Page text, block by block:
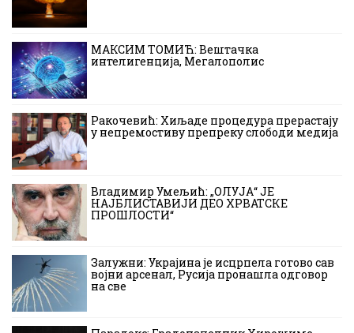
МАКСИМ ТОМИЋ: Вештачка
интелигенција, Мегалополис
Ракочевић: Хиљаде процедура прерастају
у непремостиву препреку слободи медија
Владимир Умељић: „ОЛУЈА“ ЈЕ
НАЈБЛИСТАВИЈИ ДЕО ХРВАТСКЕ
ПРОШЛОСТИ“
Залужни: Украјина је исцрпела готово сав
војни арсенал, Русија пронашла одговор
на све